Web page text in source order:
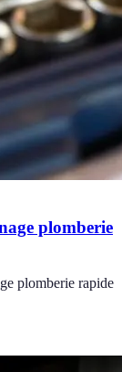
plomberie
plomberie rapide